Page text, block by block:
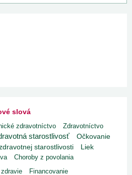
slová
zdravotníctvo
Zdravotníctvo
starostlivosť
Očkovanie
starostlivosti Liek
Choroby z povolania
Financovanie